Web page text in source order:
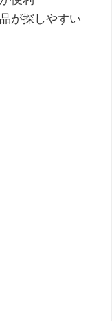
が探しやすい